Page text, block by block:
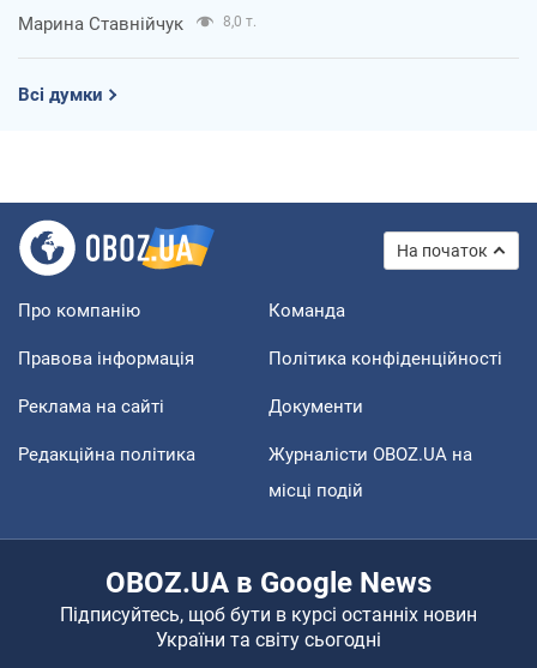
Марина Ставнійчук 8,0 т.
Всі думки
На початок
Про компанію Команда
Правова інформація Політика конфіденційності
Реклама на сайті Документи
Редакційна політика
Журналісти OBOZ.UA на
місці подій
OBOZ.UA в Google News
Підписуйтесь, щоб бути в курсі останніх новин
України та світу сьогодні